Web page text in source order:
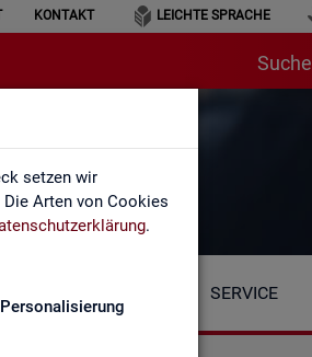
setzen wir
Arten von Cookies
.
Personalisierung
KONTAKT LEICHTE SPRACHE
Suche
SERVICE